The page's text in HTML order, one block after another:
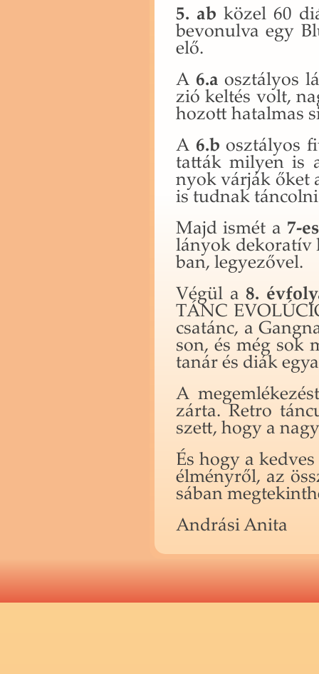
5. ab közel 60
be­vo­nul­va egy
elő.
A 6.a osz­tá­lyos
zió kel­tés volt,
ho­zott ha­tal­mas
A 6.b osz­tá­lyos
tat­ták mi­lyen is
nyok vár­ják őket
is tud­nak
Majd ismét a 7-
lá­nyok
ban, le­gye­ző­vel.
Végül a 8.
TÁNC
csa­tánc, a
son, és még sok
tanár és diák
A
zárta. Retro
szett, hogy a
És hogy a
él­mény­ről, az
sá­ban
And­rá­si Anita